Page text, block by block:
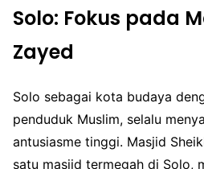
Solo: Fokus pada
Zayed
Solo sebagai kota budaya
penduduk Muslim, selalu
antusiasme tinggi. Masjid
satu masjid termegah di Solo,